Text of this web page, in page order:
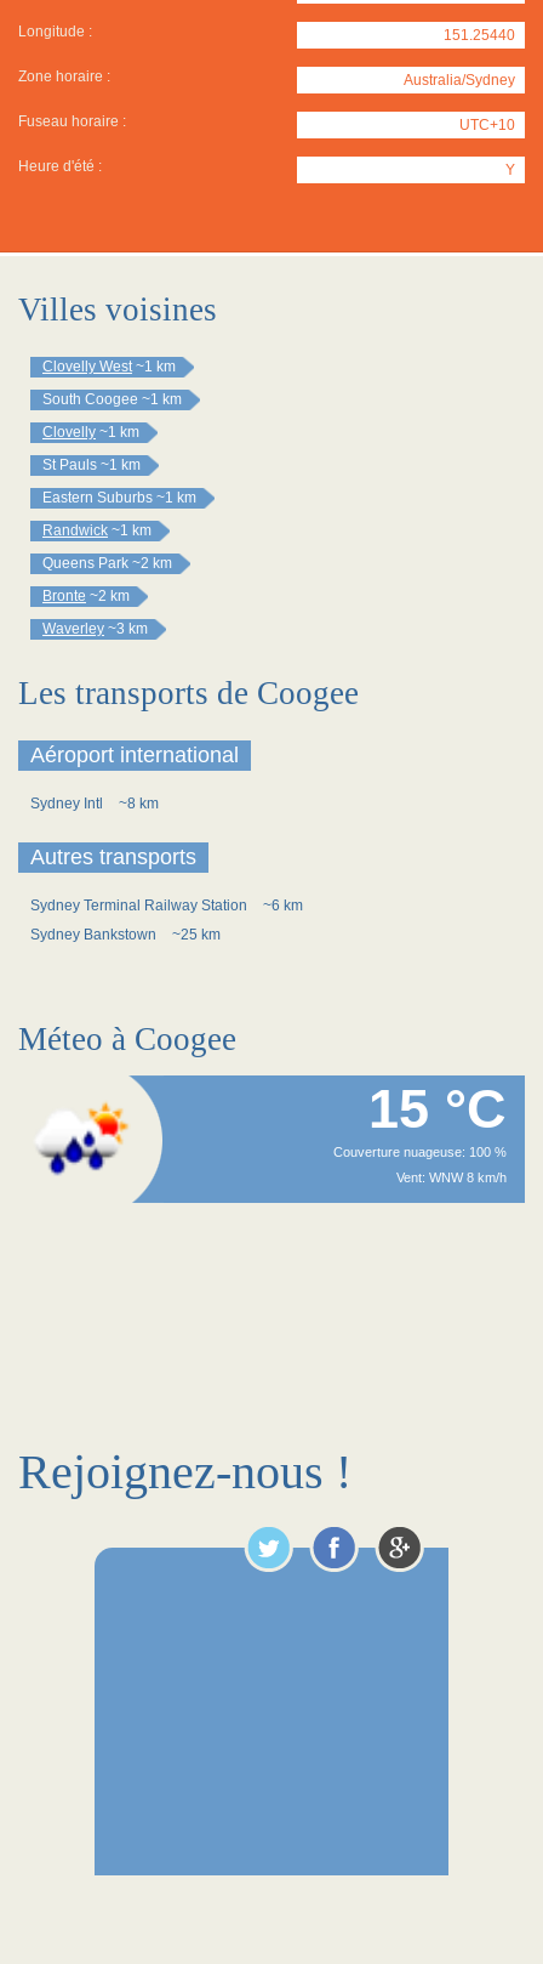
Longitude : 151.25440
Zone horaire : Australia/Sydney
Fuseau horaire : UTC+10
Heure d'été : Y
Villes voisines
Clovelly West ~1 km
South Coogee ~1 km
Clovelly ~1 km
St Pauls ~1 km
Eastern Suburbs ~1 km
Randwick ~1 km
Queens Park ~2 km
Bronte ~2 km
Waverley ~3 km
Les transports de Coogee
Aéroport international
Sydney Intl ~8 km
Autres transports
Sydney Terminal Railway Station
~6 km
Sydney Bankstown
~25 km
Méteo à Coogee
15 °C
Couverture nuageuse: 100 %
Vent: WNW 8 km/h
Rejoignez-nous !